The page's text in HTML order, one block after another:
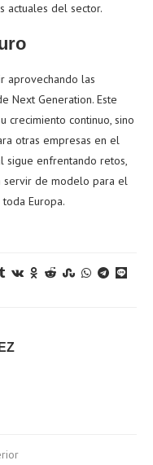
actuales del sector.
aprovechando las
Next Generation. Este
crecimiento continuo, sino
otras empresas en el
sigue enfrentando retos,
servir de modelo para el
Europa.